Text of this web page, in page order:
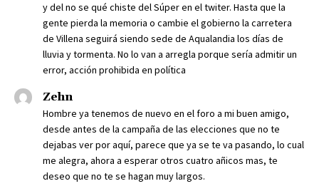
y del no se qué chiste del Súper en el twiter. Hasta que la
gente pierda la memoria o cambie el gobierno la carretera
de Villena seguirá siendo sede de Aqualandia los días de
lluvia y tormenta. No lo van a arregla porque sería admitir un
error, acción prohibida en política
Zehn
Hombre ya tenemos de nuevo en el foro a mi buen amigo,
desde antes de la campaña de las elecciones que no te
dejabas ver por aquí, parece que ya se te va pasando, lo cual
me alegra, ahora a esperar otros cuatro añicos mas, te
deseo que no te se hagan muy largos.